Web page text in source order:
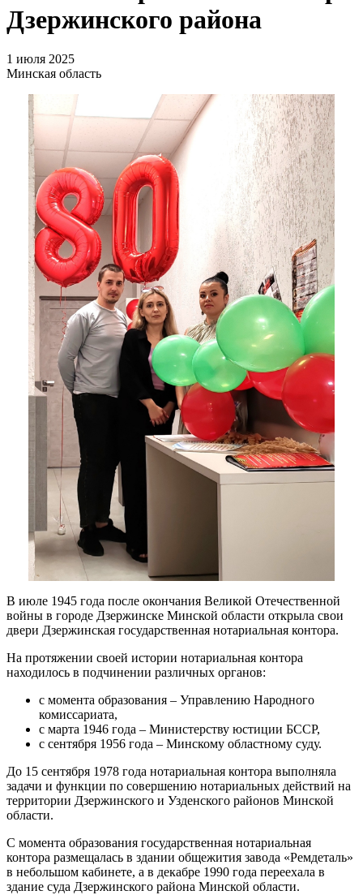
Дзержинского района
1 июля 2025
Минская область
В июле 1945 года после окончания Великой Отечественной
войны в городе Дзержинске Минской области открыла свои
двери Дзержинская государственная нотариальная контора.
На протяжении своей истории нотариальная контора
находилось в подчинении различных органов:
с момента образования – Управлению Народного
комиссариата,
с марта 1946 года – Министерству юстиции БССР,
с сентября 1956 года – Минскому областному суду.
До 15 сентября 1978 года нотариальная контора выполняла
задачи и функции по совершению нотариальных действий на
территории Дзержинского и Узденского районов Минской
области.
С момента образования государственная нотариальная
контора размещалась в здании общежития завода «Ремдеталь»
в небольшом кабинете, а в декабре 1990 года переехала в
здание суда Дзержинского района Минской области.